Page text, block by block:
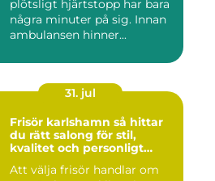
plötsligt hjärtstopp har bara
några minuter på sig. Innan
ambulansen hinner...
31. jul
Frisör karlshamn så hittar
du rätt salong för stil,
kvalitet och personligt
Att välja frisör handlar om